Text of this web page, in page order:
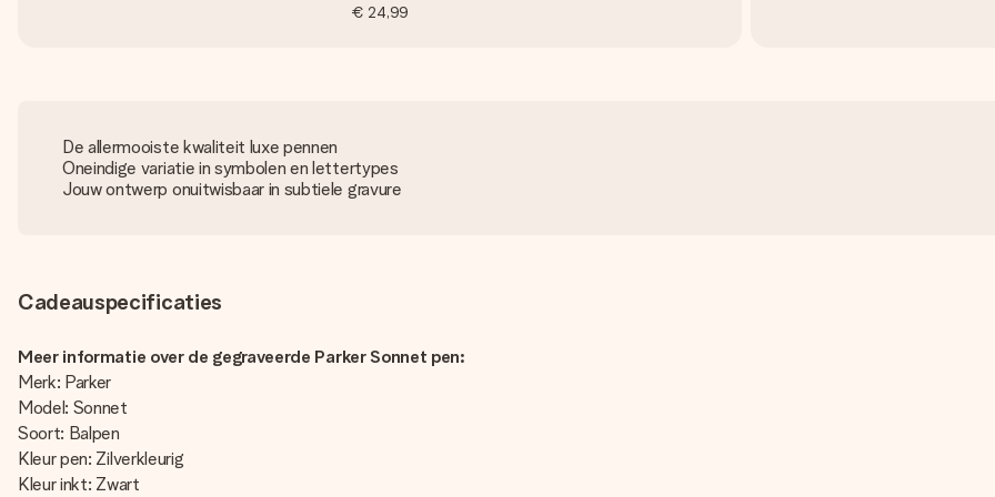
€ 24,99
De allermooiste kwaliteit luxe pennen
Oneindige variatie in symbolen en lettertypes
Jouw ontwerp onuitwisbaar in subtiele gravure
Cadeauspecificaties
Meer informatie over de gegraveerde Parker Sonnet pen:
Merk: Parker
Model: Sonnet
Soort: Balpen
Kleur pen: Zilverkleurig
Kleur inkt: Zwart